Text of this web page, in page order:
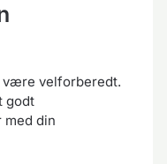
være velforberedt.
godt
med din